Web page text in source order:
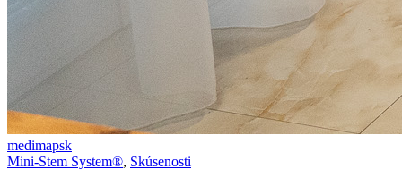
medimapsk
Mini-Stem System®, Skúsenosti